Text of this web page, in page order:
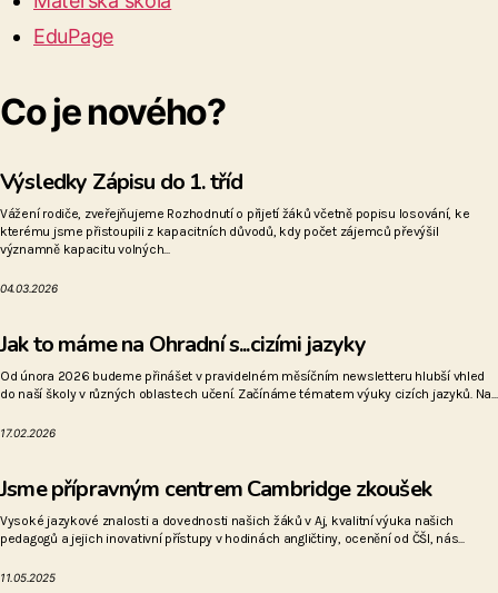
EduPage
Co je nového?
Výsledky Zápisu do 1. tříd
Vážení rodiče, zveřejňujeme Rozhodnutí o přijetí žáků včetně popisu losování, ke
kterému jsme přistoupili z kapacitních důvodů, kdy počet zájemců převýšil
významně kapacitu volných...
04.03.2026
Jak to máme na Ohradní s...cizími jazyky
Od února 2026 budeme přinášet v pravidelném měsíčním newsletteru hlubší vhled
do naší školy v různých oblastech učení. Začínáme tématem výuky cizích jazyků. Na...
17.02.2026
Jsme přípravným centrem Cambridge zkoušek
Vysoké jazykové znalosti a dovednosti našich žáků v Aj, kvalitní výuka našich
pedagogů a jejich inovativní přístupy v hodinách angličtiny, ocenění od ČŠI, nás...
11.05.2025